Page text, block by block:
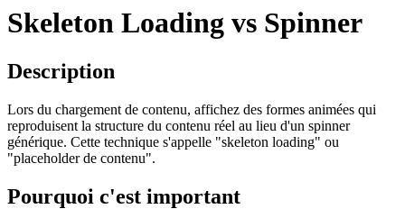
Skeleton Loading vs Spinner
Description
Lors du chargement de contenu, affichez des formes animées qui
reproduisent la structure du contenu réel au lieu d'un spinner
générique. Cette technique s'appelle "skeleton loading" ou
"placeholder de contenu".
Pourquoi c'est important